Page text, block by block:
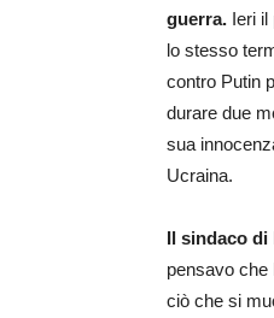
guerra. Ieri il
lo stesso
contro Putin
durare due
sua
Ucraina.
Il sindaco di
pensavo che
ciò che si